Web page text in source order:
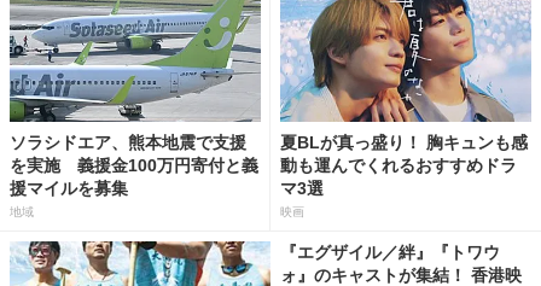
ソラシドエア、熊本地震で支援
を実施 義援金100万円寄付と義
援マイルを募集
地域
夏BLが真っ盛り！ 胸キュンも感
動も運んでくれるおすすめドラ
マ3選
映画
『エグザイル／絆』『トワウ
ォ』のキャストが集結！ 香港映